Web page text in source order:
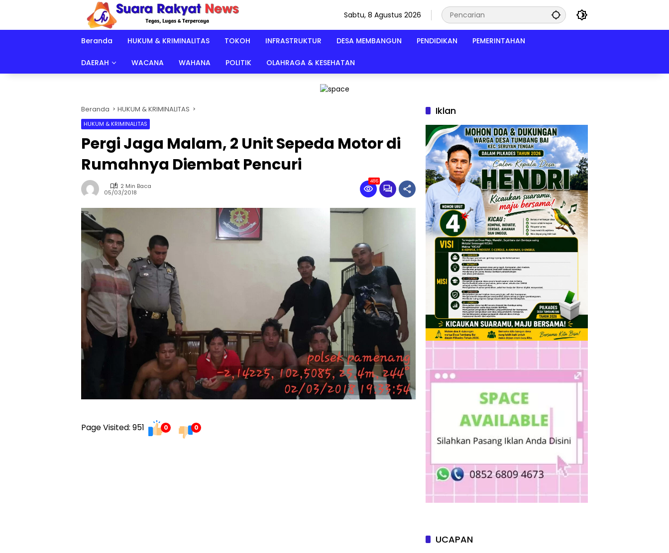
Sabtu, 8 Agustus 2026
Beranda HUKUM & KRIMINALITAS TOKOH INFRASTRUKTUR DESA MEMBANGUN PENDIDIKAN PEMERINTAHAN
DAERAH WACANA WAHANA POLITIK OLAHRAGA & KESEHATAN
Beranda HUKUM & KRIMINALITAS
HUKUM & KRIMINALITAS
Pergi Jaga Malam, 2 Unit Sepeda Motor di
Rumahnya Diembat Pencuri
2 Min Baca
05/03/2018
486
Page Visited: 951 0 0
Iklan
UCAPAN